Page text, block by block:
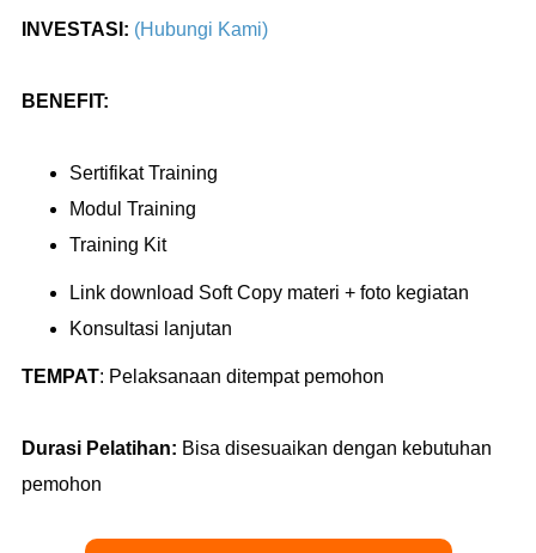
INVESTASI: (Hubungi Kami)
BENEFIT:
Sertifikat Training
Modul Training
Training Kit
Link download Soft Copy materi + foto kegiatan
Konsultasi lanjutan
TEMPAT: Pelaksanaan ditempat pemohon
Durasi Pelatihan: Bisa disesuaikan dengan kebutuhan
pemohon